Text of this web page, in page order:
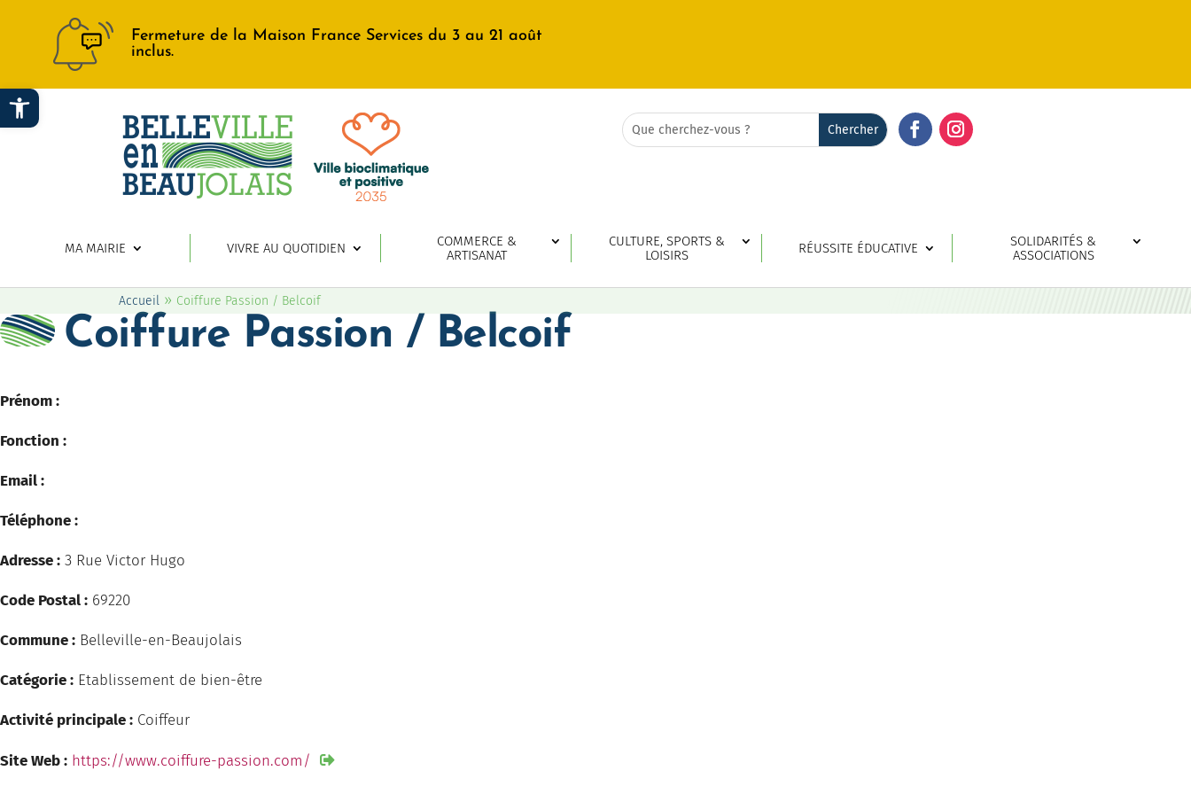
Ouvrir la barre d’outils
Fermeture de la Maison France Services du 3 au 21 août
inclus.
Rechercher:
Search
for...
MA MAIRIE VIVRE AU QUOTIDIEN
COMMERCE &
ARTISANAT
CULTURE, SPORTS &
LOISIRS
RÉUSSITE ÉDUCATIVE
SOLIDARITÉS &
ASSOCIATIONS
Accueil » Coiffure Passion / Belcoif
Coiffure Passion / Belcoif
Prénom :
Fonction :
Email :
Téléphone :
Adresse : 3 Rue Victor Hugo
Code Postal : 69220
Commune : Belleville-en-Beaujolais
Catégorie : Etablissement de bien-être
Activité principale : Coiffeur
Site Web : https://www.coiffure-passion.com/